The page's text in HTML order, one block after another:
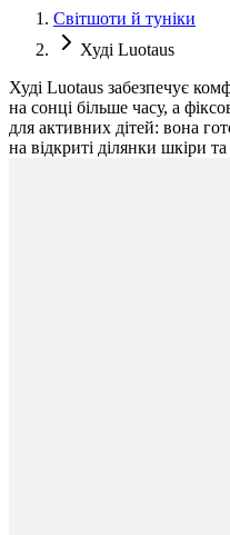
Світшоти й туніки
Худі Luotaus
Худі Luotaus забезпечує
на сонці більше часу, а
для активних дітей: вона
на відкриті ділянки шкіри